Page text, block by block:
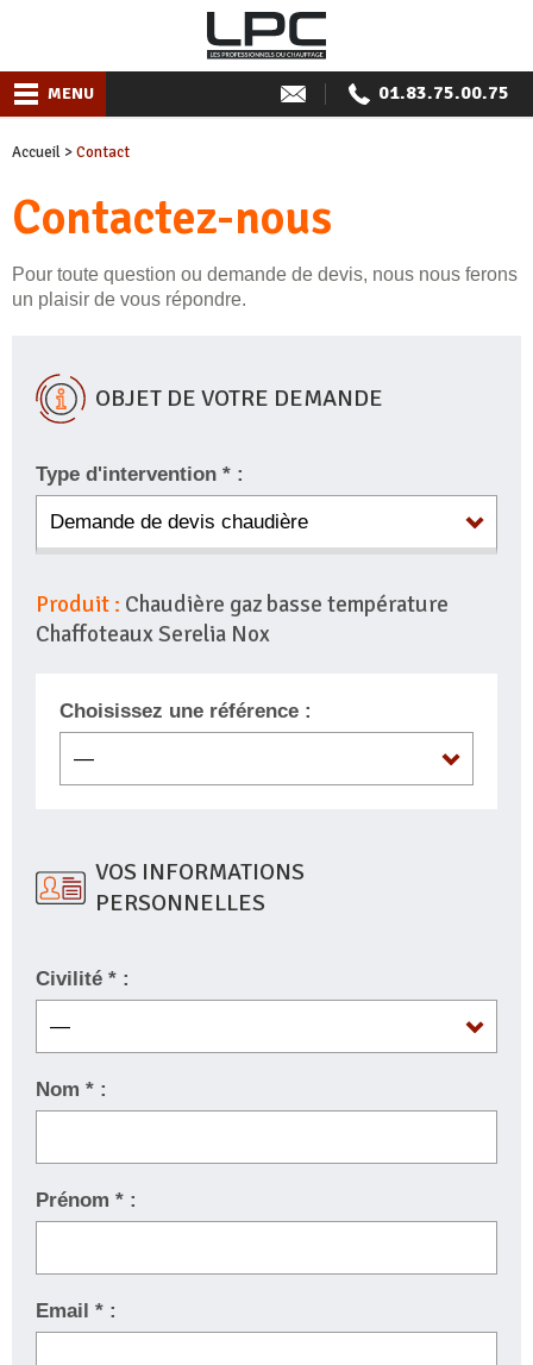
MENU 01.83.75.00.75
Accueil >Contact
Contactez-nous
Pour toute question ou demande de devis, nous nous ferons
un plaisir de vous répondre.
OBJET DE VOTRE DEMANDE
Type d'intervention * :
Produit : Chaudière gaz basse température
Chaffoteaux Serelia Nox
Choisissez une référence :
VOS INFORMATIONS
PERSONNELLES
Civilité * :
Nom * :
Prénom * :
Email * :